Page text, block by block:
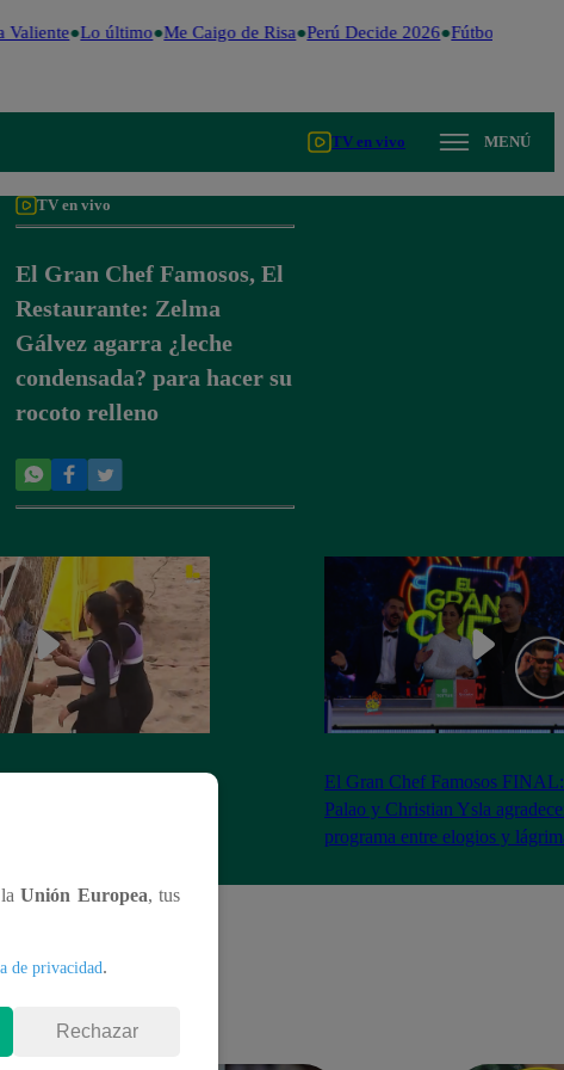
Lo último Me Caigo de Risa Perú Decide 2026 Fútbol peruano
TV en vivo MENÚ
TV en vivo
El Gran Chef Famosos, El
Restaurante: Zelma
Gálvez agarra ¿leche
condensada? para hacer su
rocoto relleno
El Gran Chef Famosos
Palao y Christian Ysla
programa entre elogios y
laUnión Europea, tus
de privacidad.
Rechazar